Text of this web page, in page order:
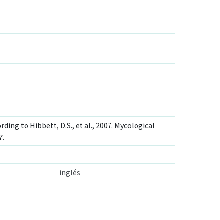
to Hibbett, D.S., et al., 2007. Mycological
inglés